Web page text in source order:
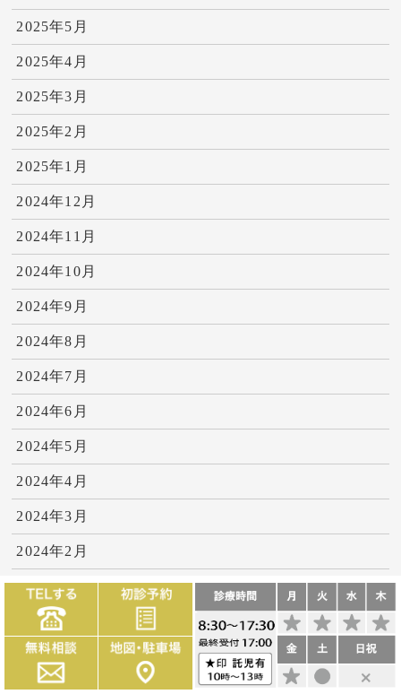
2025年5月
2025年4月
2025年3月
2025年2月
2025年1月
2024年12月
2024年11月
2024年10月
2024年9月
2024年8月
2024年7月
2024年6月
2024年5月
2024年4月
2024年3月
2024年2月
2024年1月
2023年12月
2023年11月
2023年10月